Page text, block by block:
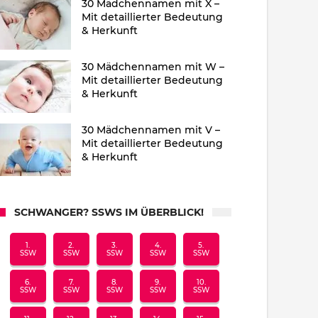
30 Mädchennamen mit X –
Mit detaillierter Bedeutung
& Herkunft
30 Mädchennamen mit W –
Mit detaillierter Bedeutung
& Herkunft
30 Mädchennamen mit V –
Mit detaillierter Bedeutung
& Herkunft
SCHWANGER? SSWS IM ÜBERBLICK!
1.
SSW
2.
SSW
3.
SSW
4.
SSW
5.
SSW
6.
SSW
7.
SSW
8.
SSW
9.
SSW
10.
SSW